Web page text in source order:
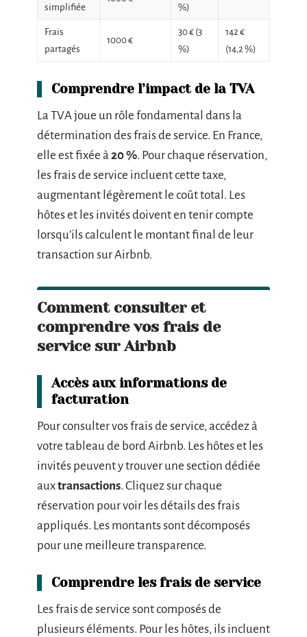
simplifiée
%)
Frais
partagés
1000 €
30 € (3
%)
142 €
(14,2 %)
Comprendre l’impact de la TVA
La TVA joue un rôle fondamental dans la
détermination des frais de service. En France,
elle est fixée à 20 %. Pour chaque réservation,
les frais de service incluent cette taxe,
augmentant légèrement le coût total. Les
hôtes et les invités doivent en tenir compte
lorsqu’ils calculent le montant final de leur
transaction sur Airbnb.
Comment consulter et
comprendre vos frais de
service sur Airbnb
Accès aux informations de
facturation
Pour consulter vos frais de service, accédez à
votre tableau de bord Airbnb. Les hôtes et les
invités peuvent y trouver une section dédiée
auxtransactions. Cliquez sur chaque
réservation pour voir les détails des frais
appliqués. Les montants sont décomposés
pour une meilleure transparence.
Comprendre les frais de service
Les frais de service sont composés de
plusieurs éléments. Pour les hôtes, ils incluent